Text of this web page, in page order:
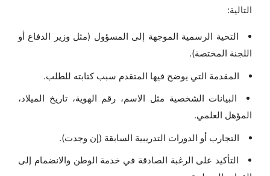
التالية:
التحية الرسمية الموجهة إلى المسؤول (مثل وزير الدفاع أو
اللجنة المختصة).
المقدمة التي يوضح فيها المتقدم سبب كتابته للطلب.
البيانات الشخصية مثل الاسم، رقم الهوية، تاريخ الميلاد،
المؤهل العلمي.
التجارب أو الدورات التدريبية السابقة (إن وجدت).
التأكيد على الرغبة الصادقة في خدمة الوطن والانضمام إلى